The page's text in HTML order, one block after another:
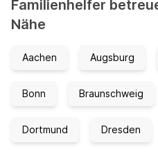
Familienhelfer
Nähe
Aachen Augsburg
Bonn Braunschweig
Dortmund Dresden